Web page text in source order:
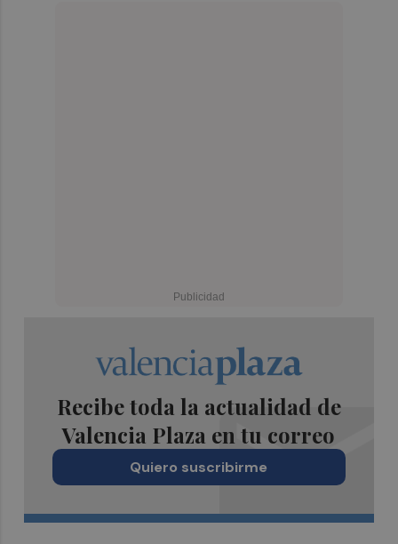
Recibe toda la actualidad de
Valencia Plaza en tu correo
Quiero suscribirme